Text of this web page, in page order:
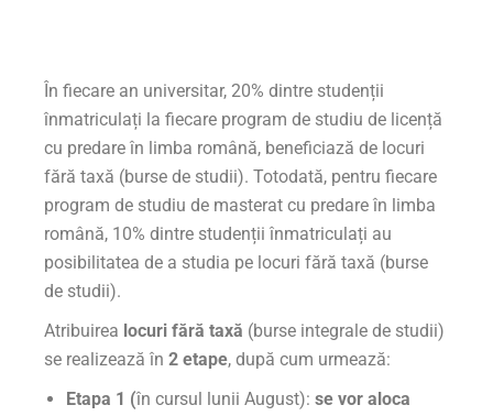
În fiecare an universitar, 20% dintre studenții
înmatriculați la fiecare program de studiu de licență
cu predare în limba română, beneficiază de locuri
fără taxă (burse de studii). Totodată, pentru fiecare
program de studiu de masterat cu predare în limba
română, 10% dintre studenții înmatriculați au
posibilitatea de a studia pe locuri fără taxă (burse
de studii).
Atribuirea locuri fără taxă (burse integrale de studii)
se realizează în 2 etape, după cum urmează:
Etapa 1 (în cursul lunii August): se vor aloca